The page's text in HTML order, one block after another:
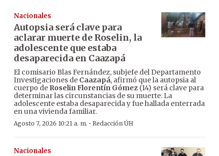
Nacionales
Autopsia será clave para
aclarar muerte de Roselin, la
adolescente que estaba
desaparecida en Caazapá
El comisario Blas Fernández, subjefe del Departamento
Investigaciones de Caazapá, afirmó que la autopsia al
cuerpo de Roselin Florentín Gómez (14) será clave para
determinar las circunstancias de su muerte. La
adolescente estaba desaparecida y fue hallada enterrada
en una vivienda familiar.
Agosto 7, 2026 10:21 a. m. · Redacción ÚH
Nacionales